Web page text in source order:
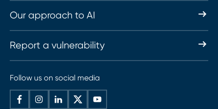
Our approach to AI
Report a vulnerability
Follow us on social media